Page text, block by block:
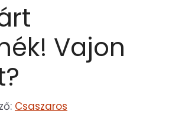
Vajon
Csaszaros